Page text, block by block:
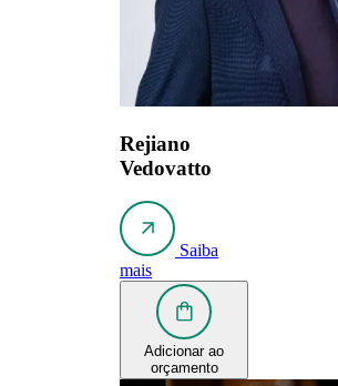
Rejiano
Vedovatto
Saiba
mais
Adicionar ao
orçamento